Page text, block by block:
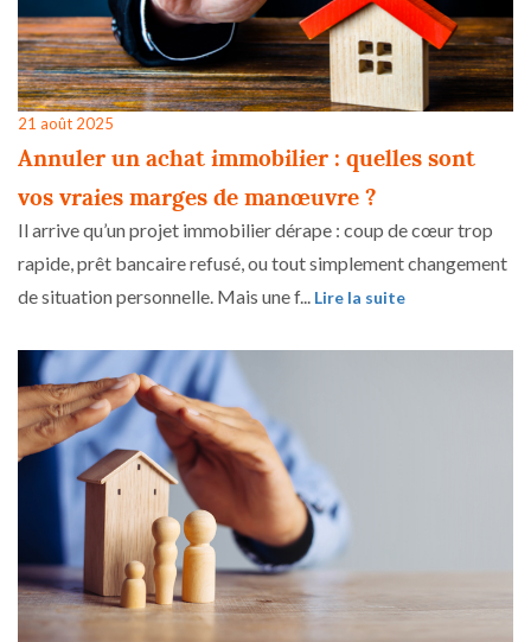
21 août 2025
Annuler un achat immobilier : quelles sont
vos vraies marges de manœuvre ?
Il arrive qu’un projet immobilier dérape : coup de cœur trop
rapide, prêt bancaire refusé, ou tout simplement changement
de situation personnelle. Mais une f...
Lire la suite